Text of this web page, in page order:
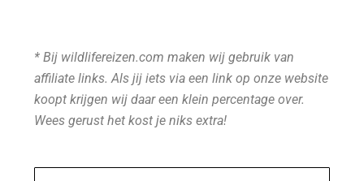
* Bij wildlifereizen.com maken wij gebruik van
affiliate links. Als jij iets via een link op onze website
koopt krijgen wij daar een klein percentage over.
Wees gerust het kost je niks extra!